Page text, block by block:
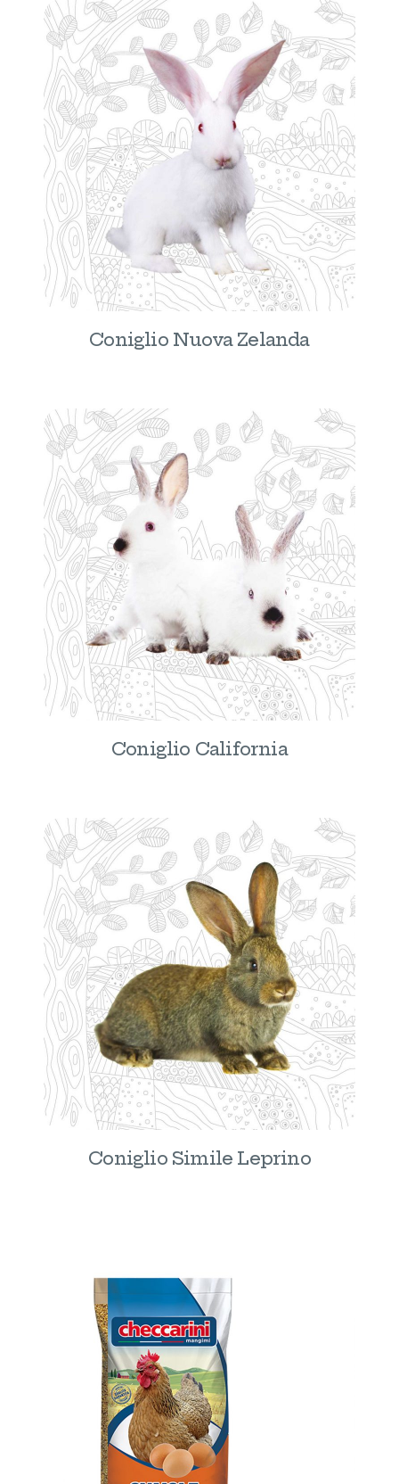
Coniglio Nuova Zelanda
Coniglio California
Coniglio Simile Leprino